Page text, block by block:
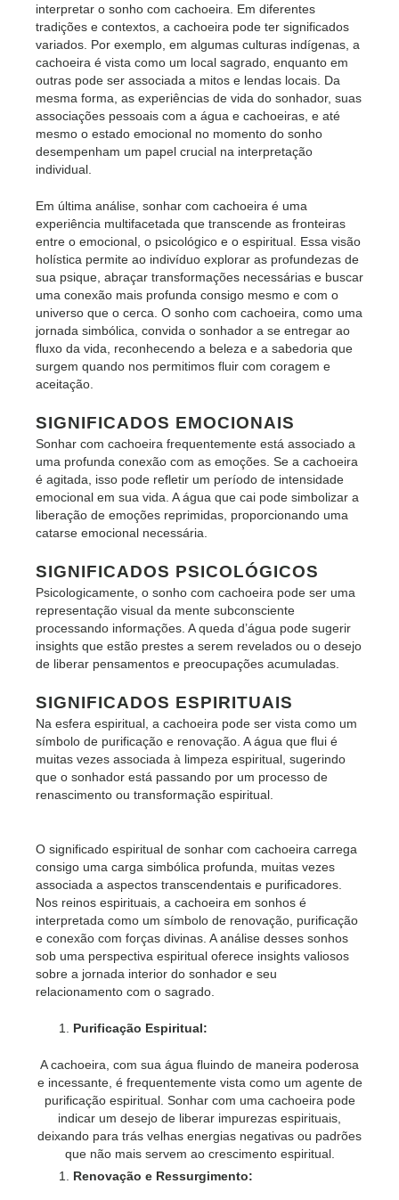
interpretar o sonho com cachoeira. Em diferentes
tradições e contextos, a cachoeira pode ter significados
variados. Por exemplo, em algumas culturas indígenas, a
cachoeira é vista como um local sagrado, enquanto em
outras pode ser associada a mitos e lendas locais. Da
mesma forma, as experiências de vida do sonhador, suas
associações pessoais com a água e cachoeiras, e até
mesmo o estado emocional no momento do sonho
desempenham um papel crucial na interpretação
individual.
Em última análise, sonhar com cachoeira é uma
experiência multifacetada que transcende as fronteiras
entre o emocional, o psicológico e o espiritual. Essa visão
holística permite ao indivíduo explorar as profundezas de
sua psique, abraçar transformações necessárias e buscar
uma conexão mais profunda consigo mesmo e com o
universo que o cerca. O sonho com cachoeira, como uma
jornada simbólica, convida o sonhador a se entregar ao
fluxo da vida, reconhecendo a beleza e a sabedoria que
surgem quando nos permitimos fluir com coragem e
aceitação.
SIGNIFICADOS EMOCIONAIS
Sonhar com cachoeira frequentemente está associado a
uma profunda conexão com as emoções. Se a cachoeira
é agitada, isso pode refletir um período de intensidade
emocional em sua vida. A água que cai pode simbolizar a
liberação de emoções reprimidas, proporcionando uma
catarse emocional necessária.
SIGNIFICADOS PSICOLÓGICOS
Psicologicamente, o sonho com cachoeira pode ser uma
representação visual da mente subconsciente
processando informações. A queda d’água pode sugerir
insights que estão prestes a serem revelados ou o desejo
de liberar pensamentos e preocupações acumuladas.
SIGNIFICADOS ESPIRITUAIS
Na esfera espiritual, a cachoeira pode ser vista como um
símbolo de purificação e renovação. A água que flui é
muitas vezes associada à limpeza espiritual, sugerindo
que o sonhador está passando por um processo de
renascimento ou transformação espiritual.
O significado espiritual de sonhar com cachoeira carrega
consigo uma carga simbólica profunda, muitas vezes
associada a aspectos transcendentais e purificadores.
Nos reinos espirituais, a cachoeira em sonhos é
interpretada como um símbolo de renovação, purificação
e conexão com forças divinas. A análise desses sonhos
sob uma perspectiva espiritual oferece insights valiosos
sobre a jornada interior do sonhador e seu
relacionamento com o sagrado.
Purificação Espiritual:
A cachoeira, com sua água fluindo de maneira poderosa
e incessante, é frequentemente vista como um agente de
purificação espiritual. Sonhar com uma cachoeira pode
indicar um desejo de liberar impurezas espirituais,
deixando para trás velhas energias negativas ou padrões
que não mais servem ao crescimento espiritual.
Renovação e Ressurgimento: